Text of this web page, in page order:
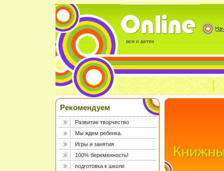
Рекомендуем
Развитие творчество
Мы ждем ребенка.
Игры и занятия
100% беременность!
подготовка к школе